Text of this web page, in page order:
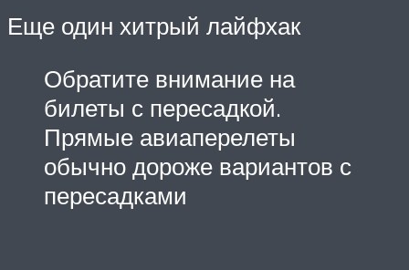
Еще один хитрый лайфхак
Обратите внимание на
билеты с пересадкой.
Прямые авиаперелеты
обычно дороже вариантов с
пересадками